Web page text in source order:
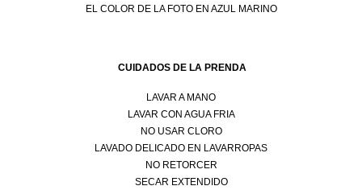
EL COLOR DE LA FOTO EN AZUL MARINO
CUIDADOS DE LA PRENDA
LAVAR A MANO
LAVAR CON AGUA FRIA
NO USAR CLORO
LAVADO DELICADO EN LAVARROPAS
NO RETORCER
SECAR EXTENDIDO